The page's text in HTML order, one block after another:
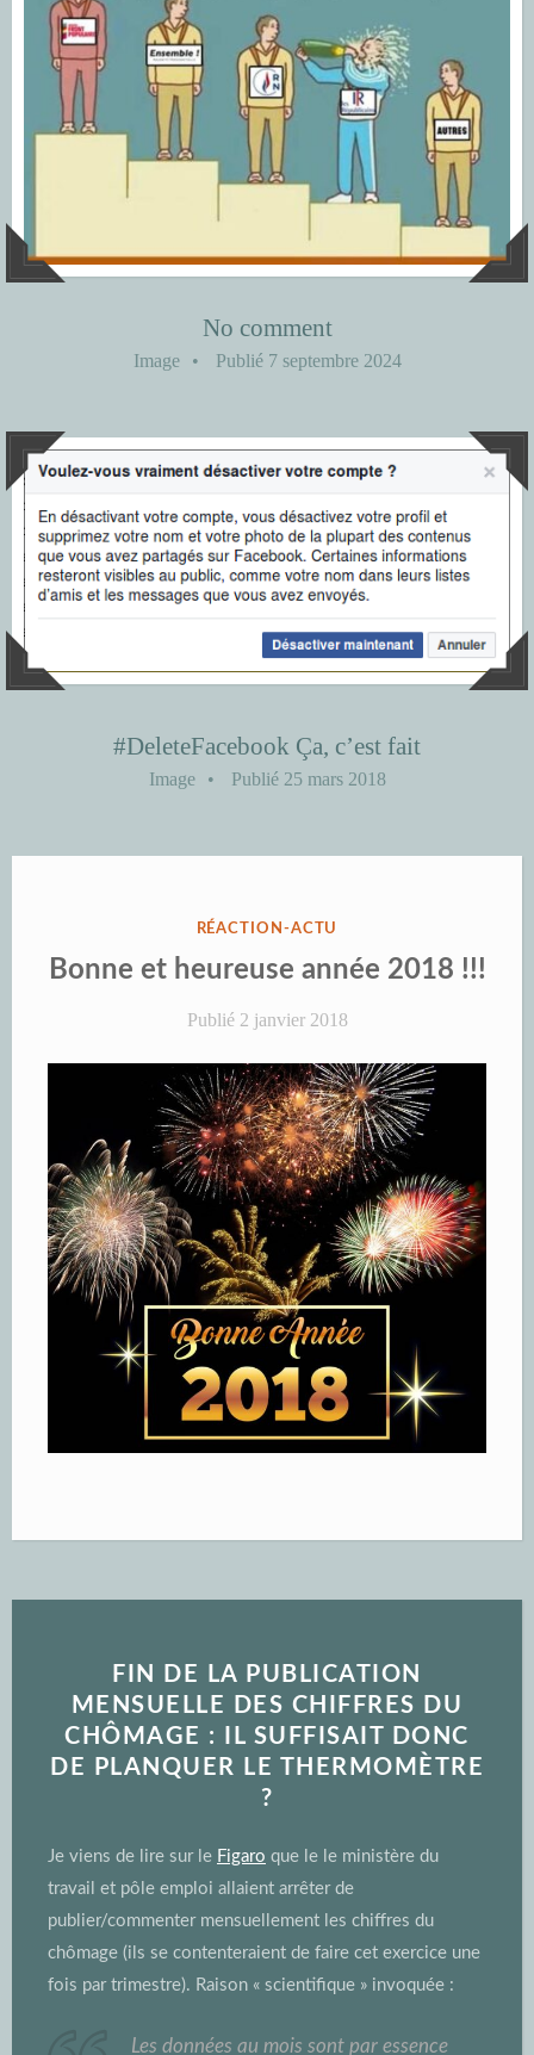
No comment
Image • Publié 7 septembre 2024
#DeleteFacebook Ça, c’est fait
Image • Publié 25 mars 2018
PUBLIÉ
RÉACTION-ACTU
Bonne et heureuse année 2018 !!!
Publié 2 janvier 2018
FIN DE LA PUBLICATION
MENSUELLE DES CHIFFRES DU
CHÔMAGE : IL SUFFISAIT DONC
DE PLANQUER LE THERMOMÈTRE
?
Je viens de lire sur le Figaro que le le ministère du
travail et pôle emploi allaient arrêter de
publier/commenter mensuellement les chiffres du
chômage (ils se contenteraient de faire cet exercice une
fois par trimestre). Raison « scientifique » invoquée :
Les données au mois sont par essence